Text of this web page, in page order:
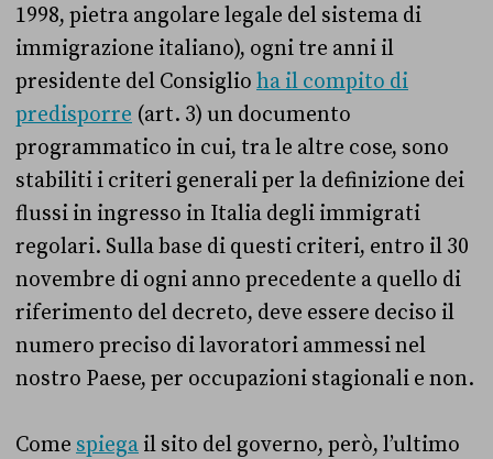
1998, pietra angolare legale del sistema di
immigrazione italiano), ogni tre anni il
presidente del Consiglio ha il compito di
predisporre (art. 3) un documento
programmatico in cui, tra le altre cose, sono
stabiliti i criteri generali per la definizione dei
flussi in ingresso in Italia degli immigrati
regolari. Sulla base di questi criteri, entro il 30
novembre di ogni anno precedente a quello di
riferimento del decreto, deve essere deciso il
numero preciso di lavoratori ammessi nel
nostro Paese, per occupazioni stagionali e non.
Come spiega il sito del governo, però, l’ultimo